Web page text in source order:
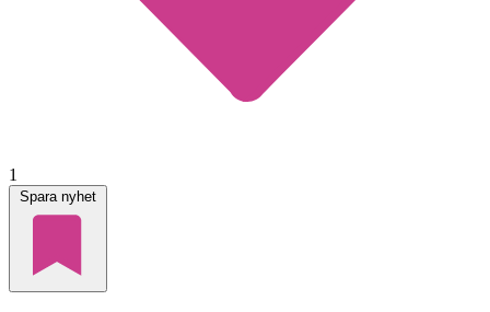
1
Spara nyhet